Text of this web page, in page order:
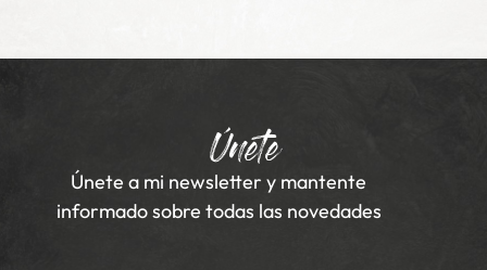
Únete
Únete a mi newsletter y mantente
informado sobre todas las novedades